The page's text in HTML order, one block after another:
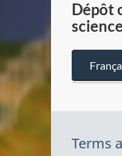
Dépôt
Terms